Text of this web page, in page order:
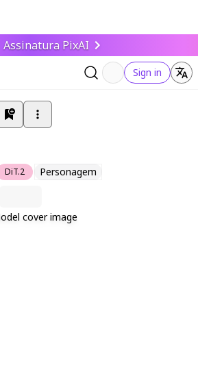
Assinatura PixAI
Sign in
DiT.2 Personagem